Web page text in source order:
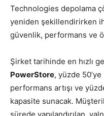
Technologies depolama
yeniden şekillendirirken
güvenlik, performans ve
Şirket tarihinde en hızlı
PowerStore, yüzde
performans artışı ve
kapasite sunacak.